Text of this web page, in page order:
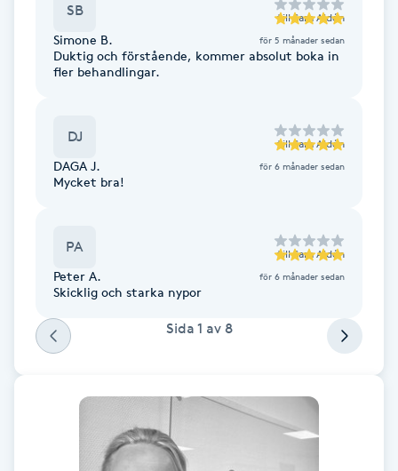
Cryoterapi
Damklippning
Diamantslipning
Enzympeeling
Extensions
Eyeliner-tatuering
SB till Sara Aldén
Simone B. för 5 månader sedan
Duktig och förstående, kommer absolut boka in
fler behandlingar.
DJ till Sara Aldén
DAGA J. för 6 månader sedan
Mycket bra!
PA till Sara Aldén
Peter A. för 6 månader sedan
Skicklig och starka nypor
Sida 1 av 8